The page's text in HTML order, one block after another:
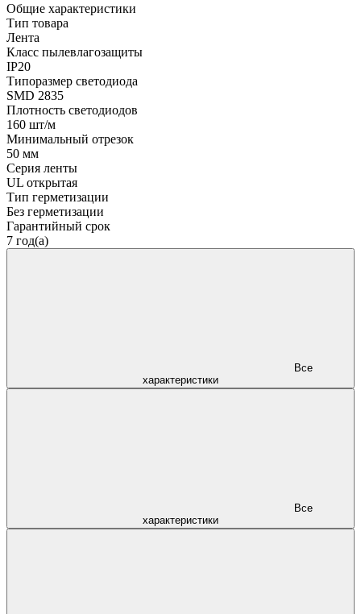
Общие характеристики
Тип товара
Лента
Класс пылевлагозащиты
IP20
Типоразмер светодиода
SMD 2835
Плотность светодиодов
160 шт/м
Минимальный отрезок
50 мм
Серия ленты
UL открытая
Тип герметизации
Без герметизации
Гарантийный срок
7 год(а)
характеристики
характеристики